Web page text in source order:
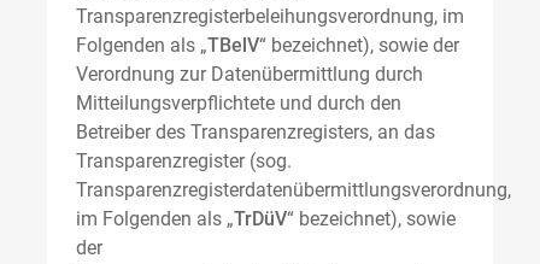
Transparenzregisterbeleihungsverordnung, im
Folgenden als „TBelV“ bezeichnet), sowie der
Verordnung zur Datenübermittlung durch
Mitteilungsverpflichtete und durch den
Betreiber des Transparenzregisters, an das
Transparenzregister (sog.
Transparenzregisterdatenübermittlungsverordnung,
im Folgenden als „TrDüV“ bezeichnet), sowie
der